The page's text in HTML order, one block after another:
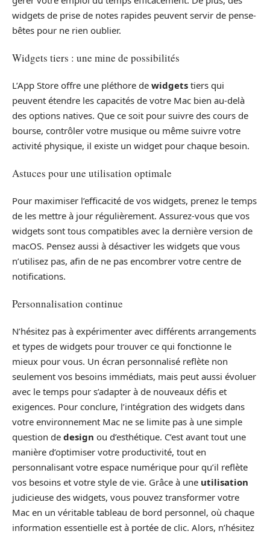
widgets de prise de notes rapides peuvent servir de pense-
bêtes pour ne rien oublier.
Widgets tiers : une mine de possibilités
L’App Store offre une pléthore de widgets tiers qui
peuvent étendre les capacités de votre Mac bien au-delà
des options natives. Que ce soit pour suivre des cours de
bourse, contrôler votre musique ou même suivre votre
activité physique, il existe un widget pour chaque besoin.
Astuces pour une utilisation optimale
Pour maximiser l’efficacité de vos widgets, prenez le temps
de les mettre à jour régulièrement. Assurez-vous que vos
widgets sont tous compatibles avec la dernière version de
macOS. Pensez aussi à désactiver les widgets que vous
n’utilisez pas, afin de ne pas encombrer votre centre de
notifications.
Personnalisation continue
N’hésitez pas à expérimenter avec différents arrangements
et types de widgets pour trouver ce qui fonctionne le
mieux pour vous. Un écran personnalisé reflète non
seulement vos besoins immédiats, mais peut aussi évoluer
avec le temps pour s’adapter à de nouveaux défis et
exigences. Pour conclure, l’intégration des widgets dans
votre environnement Mac ne se limite pas à une simple
question de design ou d’esthétique. C’est avant tout une
manière d’optimiser votre productivité, tout en
personnalisant votre espace numérique pour qu’il reflète
vos besoins et votre style de vie. Grâce à une utilisation
judicieuse des widgets, vous pouvez transformer votre
Mac en un véritable tableau de bord personnel, où chaque
information essentielle est à portée de clic. Alors, n’hésitez